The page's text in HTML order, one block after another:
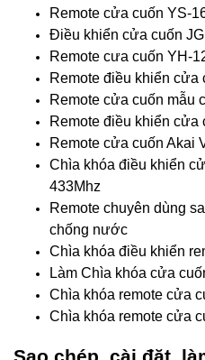
Remote cửa cuốn YS-
Điều khiển cửa cuốn
Remote cưa cuốn YH-
Remote điều khiển cửa
Remote cửa cuốn mẫu
Remote điều khiển cửa
Remote cửa cuốn Akai
Chìa khóa điều khiển
433Mhz
Remote chuyên dùng
chống nước
Chìa khóa điều khiển
Làm Chìa khóa cửa
Chìa khóa remote cửa
Chìa khóa remote cửa